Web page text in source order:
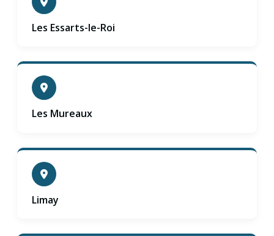
Les Essarts-le-Roi
Les Mureaux
Limay